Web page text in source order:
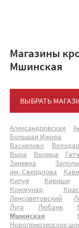
Магазины
Мшинская
ВЫБРАТЬ
Александровская
Большая Ижора
Васкелово
Выра
Вырица
Заневка
им. Свердлова
Кипуя
Кириши
Коммунар
Ленсоветовский
Луга
Любань
Мшинская
Новоприозерское